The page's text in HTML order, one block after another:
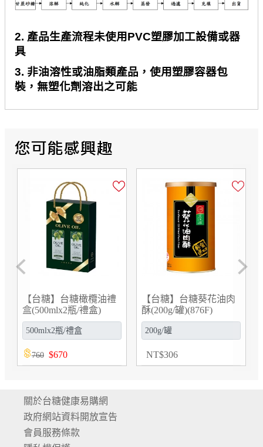
2. 產品生產流程未使用PVC塑膠加工設備或器
具
3. 非油溶性或油脂類產品，使用塑膠容器包
裝，無塑化劑溶出之可能
【台糖】台糖橄欖油禮
盒(500mlx2瓶/禮盒)
(G952603)
760 $670
【台糖】台糖葵花油肉
酥(200g/罐)(876F)
NT$306
Previous Next
關於台糖健康易購網
政府網站資料開放宣告
會員服務條款